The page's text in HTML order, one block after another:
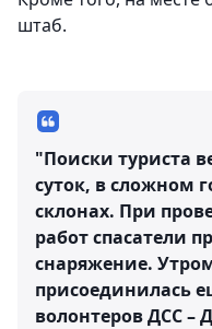
штаб.
"Поиски туриста
суток, в сложном
склонах. При
работ спасатели
снаряжение.
присоединилась
волонтеров ДСС –